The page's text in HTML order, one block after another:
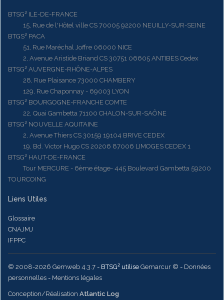
BTSG² ILE-DE-FRANCE
15, Rue de l'Hôtel ville CS 70005 92200 NEUILLY-SUR-SEINE
BTGS² PACA
51, Rue Maréchal Joffre 06000 NICE
2, Avenue Aristide Briand CS 30751 06605 ANTIBES Cedex
BTSG² AUVERGNE-RHÔNE-ALPES
28, Rue Plaisance 73000 CHAMBERY
129, Rue Chaponnay - 69003 LYON
BTSG² BOURGOGNE-FRANCHE COMTE
22, Quai Gambetta 71100 CHALON-SUR-SAÔNE
BTSG² NOUVELLE AQUITAINE
2, Avenue Thiers CS 30159 19104 BRIVE CEDEX
19, Bd. Victor Hugo CS 20206 87006 LIMOGES CEDEX 1
BTSG² HAUT-DE-FRANCE
Tour MERCURE - 6ème étage- 445 Boulevard Gambetta 59200
TOURCOING
Liens Utiles
Glossaire
CNAJMJ
IFPPC
© 2008-2026 Gemweb 4.3.7 - BTSG² utilise Gemarcur © - Données
personnelles - Mentions légales
Conception/Réalisation Atlantic Log